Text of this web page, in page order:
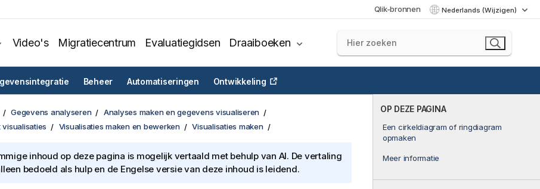
Qlik-bronnen Nederlands (Wijzigen)
Video's Migratiecentrum Evaluatiegidsen Draaiboeken
Beheer Automatiseringen Ontwikkeling
OP DEZE PAGINA
Een cirkeldiagram of ringdiagram
opmaken
Meer informatie
Gegevens analyseren
Analyses maken en gegevens visualiseren
visualisaties
Visualisaties maken en bewerken Visualisaties maken
inhoud op deze pagina is mogelijk vertaald met behulp van AI. De vertaling
bedoeld als hulp en de Engelse versie van deze inhoud is leidend.